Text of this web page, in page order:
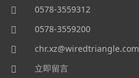
0578-3559312
0578-3559200
chr.xz@wiredtriangle.com
立即留言